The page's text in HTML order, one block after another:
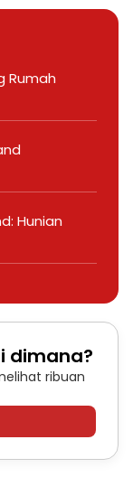
Rumah
Hunian
dimana?
ribuan